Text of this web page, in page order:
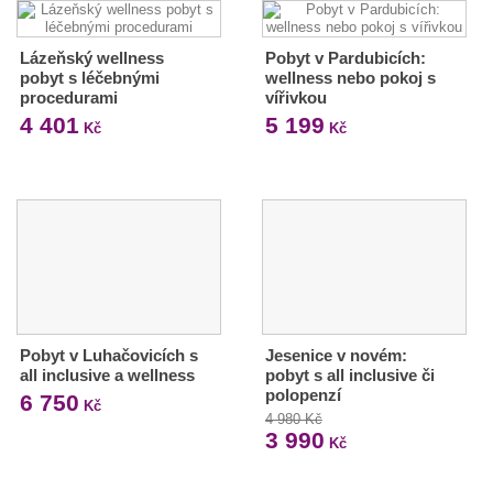
Lázeňský wellness
pobyt s léčebnými
procedurami
4 401 Kč
Pobyt v Pardubicích:
wellness nebo pokoj s
vířivkou
5 199 Kč
Pobyt v Luhačovicích s
all inclusive a wellness
6 750 Kč
Jesenice v novém:
pobyt s all inclusive či
polopenzí
4 980 Kč
3 990 Kč